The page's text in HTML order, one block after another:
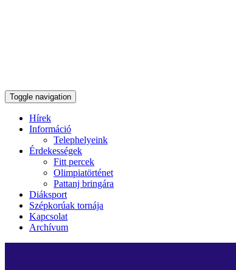
Toggle navigation
Hírek
Információ
Telephelyeink
Érdekességek
Fitt percek
Olimpiatörténet
Pattanj bringára
Diáksport
Szépkorúak tornája
Kapcsolat
Archívum